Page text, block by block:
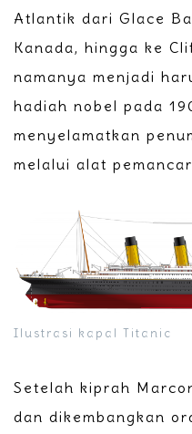
Atlantik dari Glace
Kanada, hingga ke
namanya menjadi
hadiah nobel pada
menyelamatkan
melalui alat
Ilustrasi kapal Titanic
Setelah kiprah
dan dikembangkan